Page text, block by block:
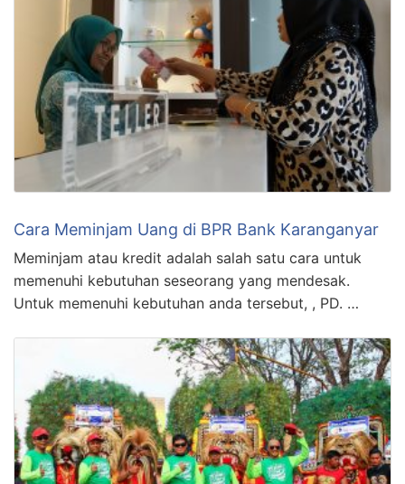
Cara Meminjam Uang di BPR Bank Karanganyar
Meminjam atau kredit adalah salah satu cara untuk
memenuhi kebutuhan seseorang yang mendesak.
Untuk memenuhi kebutuhan anda tersebut, , PD. …